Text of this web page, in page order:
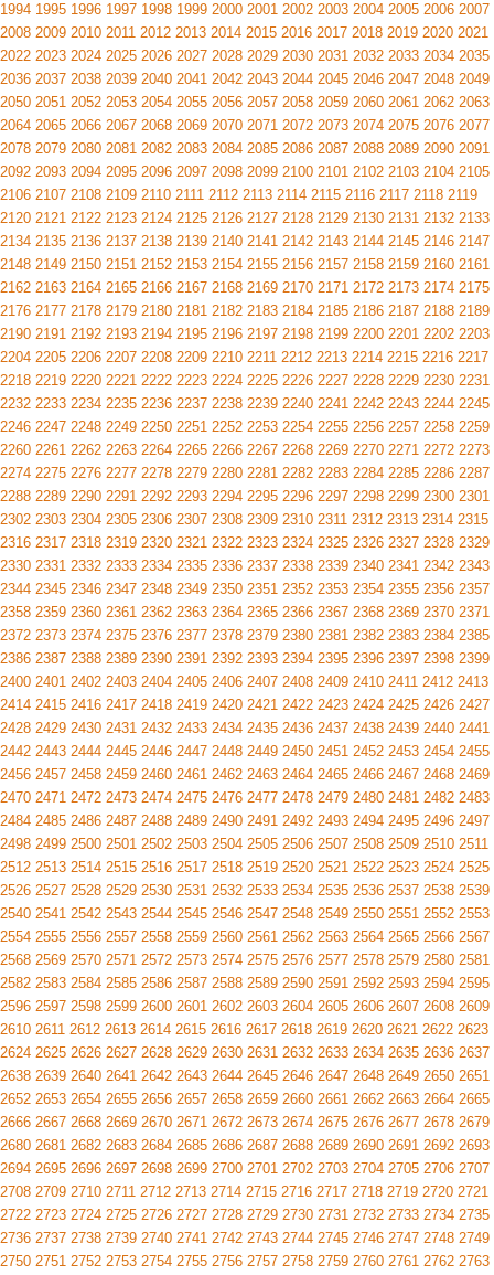
1994 1995 1996 1997 1998 1999 2000 2001 2002 2003 2004 2005 2006 2007
2008 2009 2010 2011 2012 2013 2014 2015 2016 2017 2018 2019 2020 2021
2022 2023 2024 2025 2026 2027 2028 2029 2030 2031 2032 2033 2034 2035
2036 2037 2038 2039 2040 2041 2042 2043 2044 2045 2046 2047 2048 2049
2050 2051 2052 2053 2054 2055 2056 2057 2058 2059 2060 2061 2062 2063
2064 2065 2066 2067 2068 2069 2070 2071 2072 2073 2074 2075 2076 2077
2078 2079 2080 2081 2082 2083 2084 2085 2086 2087 2088 2089 2090 2091
2092 2093 2094 2095 2096 2097 2098 2099 2100 2101 2102 2103 2104 2105
2106 2107 2108 2109 2110 2111 2112 2113 2114 2115 2116 2117 2118 2119
2120 2121 2122 2123 2124 2125 2126 2127 2128 2129 2130 2131 2132 2133
2134 2135 2136 2137 2138 2139 2140 2141 2142 2143 2144 2145 2146 2147
2148 2149 2150 2151 2152 2153 2154 2155 2156 2157 2158 2159 2160 2161
2162 2163 2164 2165 2166 2167 2168 2169 2170 2171 2172 2173 2174 2175
2176 2177 2178 2179 2180 2181 2182 2183 2184 2185 2186 2187 2188 2189
2190 2191 2192 2193 2194 2195 2196 2197 2198 2199 2200 2201 2202 2203
2204 2205 2206 2207 2208 2209 2210 2211 2212 2213 2214 2215 2216 2217
2218 2219 2220 2221 2222 2223 2224 2225 2226 2227 2228 2229 2230 2231
2232 2233 2234 2235 2236 2237 2238 2239 2240 2241 2242 2243 2244 2245
2246 2247 2248 2249 2250 2251 2252 2253 2254 2255 2256 2257 2258 2259
2260 2261 2262 2263 2264 2265 2266 2267 2268 2269 2270 2271 2272 2273
2274 2275 2276 2277 2278 2279 2280 2281 2282 2283 2284 2285 2286 2287
2288 2289 2290 2291 2292 2293 2294 2295 2296 2297 2298 2299 2300 2301
2302 2303 2304 2305 2306 2307 2308 2309 2310 2311 2312 2313 2314 2315
2316 2317 2318 2319 2320 2321 2322 2323 2324 2325 2326 2327 2328 2329
2330 2331 2332 2333 2334 2335 2336 2337 2338 2339 2340 2341 2342 2343
2344 2345 2346 2347 2348 2349 2350 2351 2352 2353 2354 2355 2356 2357
2358 2359 2360 2361 2362 2363 2364 2365 2366 2367 2368 2369 2370 2371
2372 2373 2374 2375 2376 2377 2378 2379 2380 2381 2382 2383 2384 2385
2386 2387 2388 2389 2390 2391 2392 2393 2394 2395 2396 2397 2398 2399
2400 2401 2402 2403 2404 2405 2406 2407 2408 2409 2410 2411 2412 2413
2414 2415 2416 2417 2418 2419 2420 2421 2422 2423 2424 2425 2426 2427
2428 2429 2430 2431 2432 2433 2434 2435 2436 2437 2438 2439 2440 2441
2442 2443 2444 2445 2446 2447 2448 2449 2450 2451 2452 2453 2454 2455
2456 2457 2458 2459 2460 2461 2462 2463 2464 2465 2466 2467 2468 2469
2470 2471 2472 2473 2474 2475 2476 2477 2478 2479 2480 2481 2482 2483
2484 2485 2486 2487 2488 2489 2490 2491 2492 2493 2494 2495 2496 2497
2498 2499 2500 2501 2502 2503 2504 2505 2506 2507 2508 2509 2510 2511
2512 2513 2514 2515 2516 2517 2518 2519 2520 2521 2522 2523 2524 2525
2526 2527 2528 2529 2530 2531 2532 2533 2534 2535 2536 2537 2538 2539
2540 2541 2542 2543 2544 2545 2546 2547 2548 2549 2550 2551 2552 2553
2554 2555 2556 2557 2558 2559 2560 2561 2562 2563 2564 2565 2566 2567
2568 2569 2570 2571 2572 2573 2574 2575 2576 2577 2578 2579 2580 2581
2582 2583 2584 2585 2586 2587 2588 2589 2590 2591 2592 2593 2594 2595
2596 2597 2598 2599 2600 2601 2602 2603 2604 2605 2606 2607 2608 2609
2610 2611 2612 2613 2614 2615 2616 2617 2618 2619 2620 2621 2622 2623
2624 2625 2626 2627 2628 2629 2630 2631 2632 2633 2634 2635 2636 2637
2638 2639 2640 2641 2642 2643 2644 2645 2646 2647 2648 2649 2650 2651
2652 2653 2654 2655 2656 2657 2658 2659 2660 2661 2662 2663 2664 2665
2666 2667 2668 2669 2670 2671 2672 2673 2674 2675 2676 2677 2678 2679
2680 2681 2682 2683 2684 2685 2686 2687 2688 2689 2690 2691 2692 2693
2694 2695 2696 2697 2698 2699 2700 2701 2702 2703 2704 2705 2706 2707
2708 2709 2710 2711 2712 2713 2714 2715 2716 2717 2718 2719 2720 2721
2722 2723 2724 2725 2726 2727 2728 2729 2730 2731 2732 2733 2734 2735
2736 2737 2738 2739 2740 2741 2742 2743 2744 2745 2746 2747 2748 2749
2750 2751 2752 2753 2754 2755 2756 2757 2758 2759 2760 2761 2762 2763